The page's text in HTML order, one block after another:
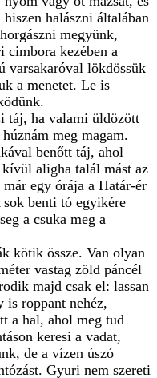
halászni általában
megyünk,
cimbora kezében a
varsakaróval lökdössük
a menetet. Le is
táj, ha valami üldözött
meg magam.
benőtt táj, ahol
kívül aligha talál mást az
egy órája a Határ-ér
benti tó egyikére
a csuka meg a
kötik össze. Van olyan
vastag zöld páncél
majd csak el: lassan
roppant nehéz,
a hal, ahol meg tud
keresi a vadat,
de a vízen úszó
Gyuri nem szereti